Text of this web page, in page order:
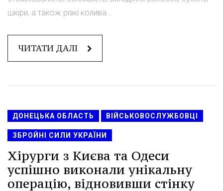
шкіри, а також різкі колива...
ЧИТАТИ ДАЛІ
ДОНЕЦЬКА ОБЛАСТЬ ВІЙСЬКОВОСЛУЖБОВЦІ
ЗБРОЙНІ СИЛИ УКРАЇНИ
Хірурги з Києва та Одеси
успішно виконали унікальну
операцію, відновивши стінку